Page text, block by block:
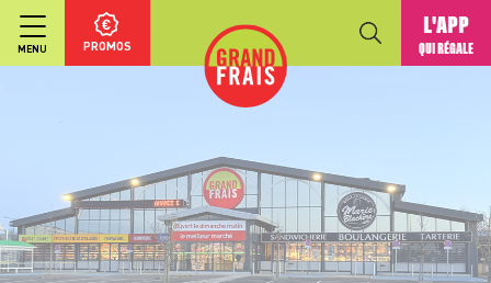
MENU PROMOS
L'APP
QUI RÉGALE